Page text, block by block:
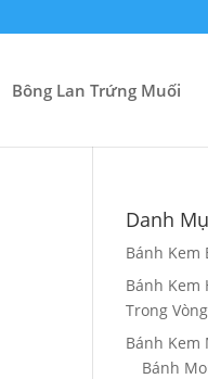
Bông Lan Trứng Muối
Danh
Bánh Kem
Bánh Kem
Trong
Bánh Kem
Bánh